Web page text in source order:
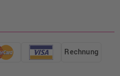
Rechnung